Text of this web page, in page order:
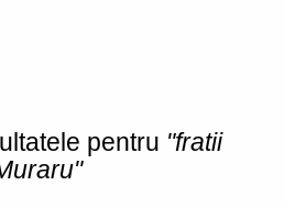
pentru "fratii